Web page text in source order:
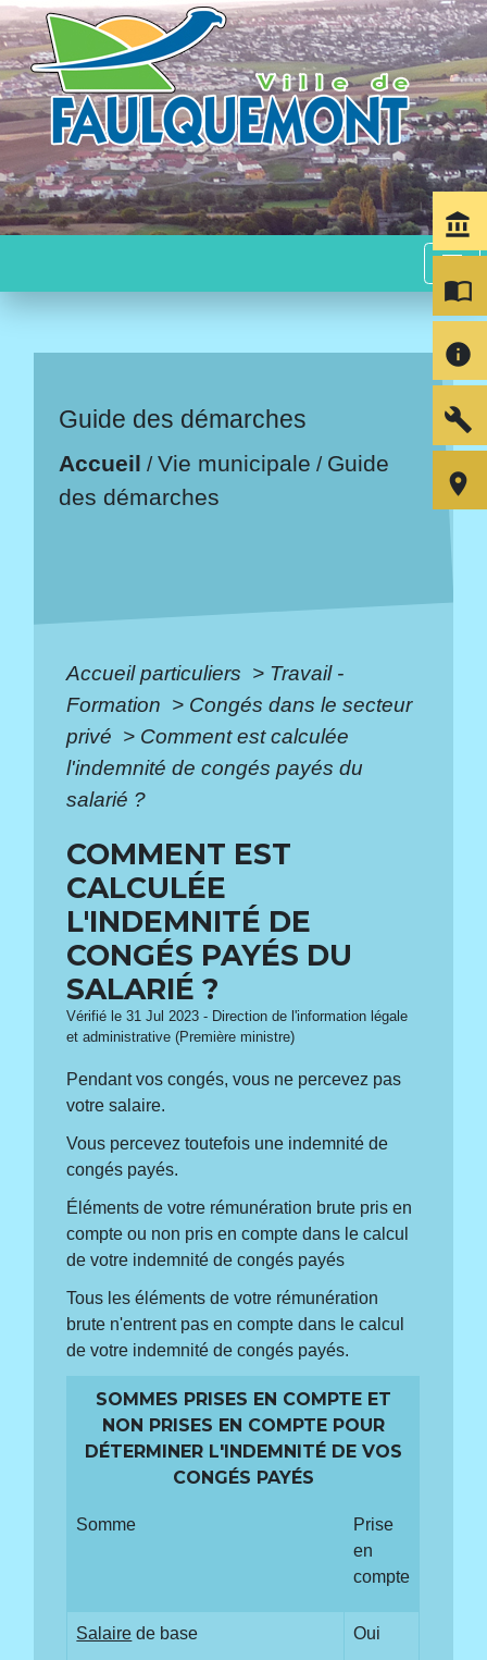
menu
Guide des démarches
Accueil /Vie municipale / Guide
des démarches
Accueil particuliers > Travail -
Formation > Congés dans le secteur
privé > Comment est calculée
l'indemnité de congés payés du
salarié ?
COMMENT EST
CALCULÉE
L'INDEMNITÉ DE
CONGÉS PAYÉS DU
SALARIÉ ?
Vérifié le 31 Jul 2023 - Direction de l'information légale
et administrative (Première ministre)
Pendant vos congés, vous ne percevez pas
votre salaire.
Vous percevez toutefois une indemnité de
congés payés.
Éléments de votre rémunération brute pris en
compte ou non pris en compte dans le calcul
de votre indemnité de congés payés
Tous les éléments de votre rémunération
brute n'entrent pas en compte dans le calcul
de votre indemnité de congés payés.
SOMMES PRISES EN COMPTE ET
NON PRISES EN COMPTE POUR
DÉTERMINER L'INDEMNITÉ DE VOS
CONGÉS PAYÉS
Somme
Prise
en
compte
Salaire de base Oui
account_balance
import_contacts
info
build
room